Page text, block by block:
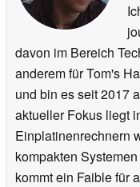
davon im Bereich
anderem für Tom's
und bin es seit 2017
aktueller Fokus liegt
Einplatinenrechnern
kompakten
kommt ein Faible für